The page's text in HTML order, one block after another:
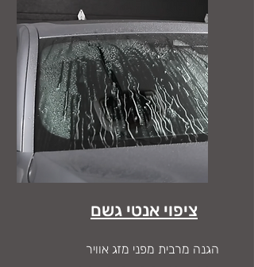
ציפוי אנטי גשם
הגנה מרבית מפני מזג אוויר